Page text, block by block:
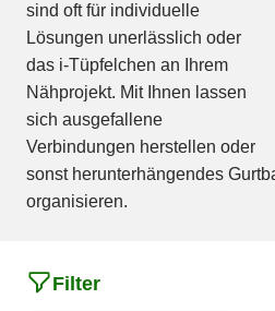
sind oft für individuelle
Lösungen unerlässlich oder
das i-Tüpfelchen an Ihrem
Nähprojekt. Mit Ihnen lassen
sich ausgefallene
Verbindungen herstellen oder
sonst herunterhängendes
organisieren.
Filter